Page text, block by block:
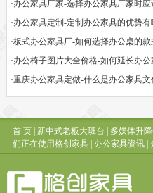
·办公家具定制-定制办公家具的优势有
·板式办公家具厂-如何选择办公桌的款
·重庆办公家具定做-什么是办公家具文
首 页| 新中式老板大班台 | 多媒体升
们正在使用格创家具| 办公家具资讯|